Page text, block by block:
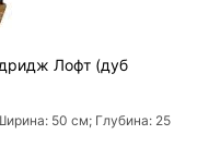
Лофт (дуб
50 см; Глубина: 25